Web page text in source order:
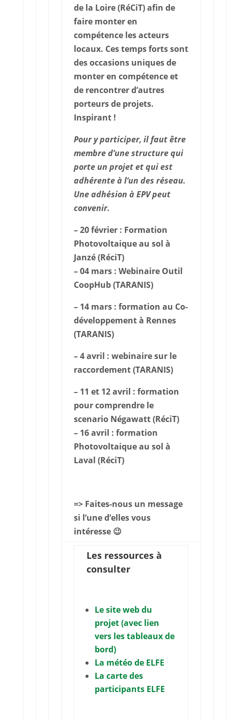
de la Loire (RéCiT) afin de
faire monter en
compétence les acteurs
locaux. Ces temps forts sont
des occasions uniques de
monter en compétence et
de rencontrer d’autres
porteurs de projets.
Inspirant !
Pour y participer, il faut être
membre d’une structure qui
porte un projet et qui est
adhérente à l’un des réseau.
Une adhésion à EPV peut
convenir.
– 20 février : Formation
Photovoltaique au sol à
Janzé (RéciT)
– 04 mars : Webinaire Outil
CoopHub (TARANIS)
– 14 mars : formation au Co-
développement à Rennes
(TARANIS)
– 4 avril : webinaire sur le
raccordement (TARANIS)
– 11 et 12 avril : formation
pour comprendre le
scenario Négawatt (RéciT)
– 16 avril : formation
Photovoltaique au sol à
Laval (RéciT)
=> Faites-nous un message
si l’une d’elles vous
intéresse 😉
Les ressources à
consulter
Le site web du
projet (avec lien
vers les tableaux de
bord)
La météo de ELFE
La carte des
participants ELFE